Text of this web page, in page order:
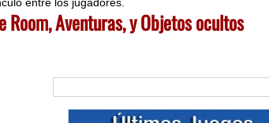
Room, Aventuras, y Objetos ocultos